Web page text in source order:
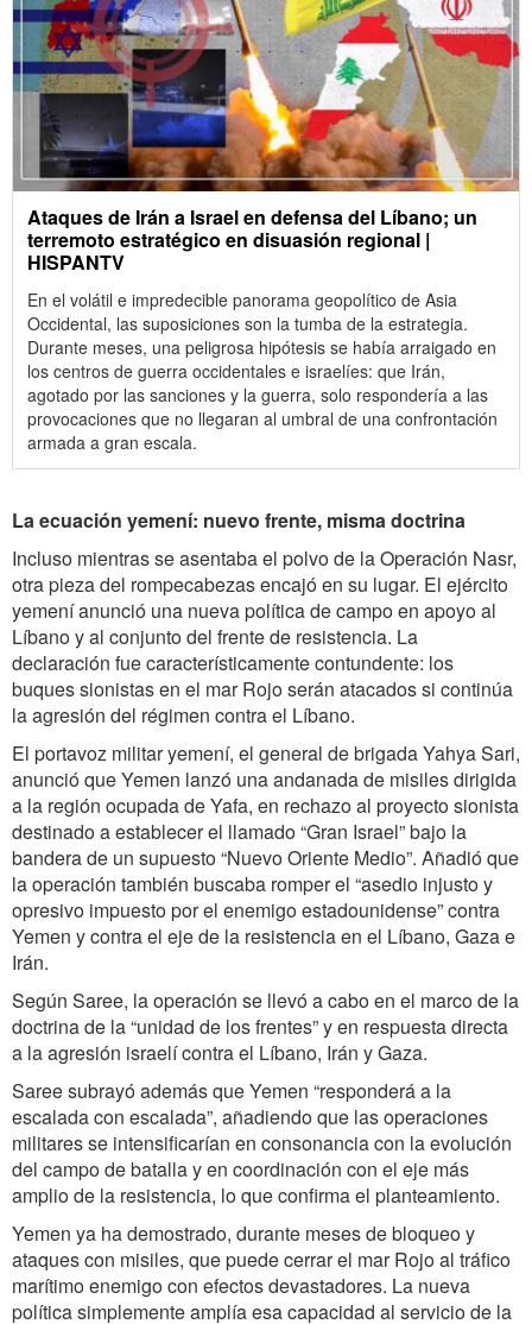
Ataques de Irán a Israel en defensa del Líbano; un
terremoto estratégico en disuasión regional |
HISPANTV
En el volátil e impredecible panorama geopolítico de Asia
Occidental, las suposiciones son la tumba de la estrategia.
Durante meses, una peligrosa hipótesis se había arraigado en
los centros de guerra occidentales e israelíes: que Irán,
agotado por las sanciones y la guerra, solo respondería a las
provocaciones que no llegaran al umbral de una confrontación
armada a gran escala.
La ecuación yemení: nuevo frente, misma doctrina
Incluso mientras se asentaba el polvo de la Operación Nasr,
otra pieza del rompecabezas encajó en su lugar. El ejército
yemení anunció una nueva política de campo en apoyo al
Líbano y al conjunto del frente de resistencia. La
declaración fue característicamente contundente: los
buques sionistas en el mar Rojo serán atacados si continúa
la agresión del régimen contra el Líbano.
El portavoz militar yemení, el general de brigada Yahya Sari,
anunció que Yemen lanzó una andanada de misiles dirigida
a la región ocupada de Yafa, en rechazo al proyecto sionista
destinado a establecer el llamado “Gran Israel” bajo la
bandera de un supuesto “Nuevo Oriente Medio”. Añadió que
la operación también buscaba romper el “asedio injusto y
opresivo impuesto por el enemigo estadounidense” contra
Yemen y contra el eje de la resistencia en el Líbano, Gaza e
Irán.
Según Saree, la operación se llevó a cabo en el marco de la
doctrina de la “unidad de los frentes” y en respuesta directa
a la agresión israelí contra el Líbano, Irán y Gaza.
Saree subrayó además que Yemen “responderá a la
escalada con escalada”, añadiendo que las operaciones
militares se intensificarían en consonancia con la evolución
del campo de batalla y en coordinación con el eje más
amplio de la resistencia, lo que confirma el planteamiento.
Yemen ya ha demostrado, durante meses de bloqueo y
ataques con misiles, que puede cerrar el mar Rojo al tráfico
marítimo enemigo con efectos devastadores. La nueva
política simplemente amplía esa capacidad al servicio de la